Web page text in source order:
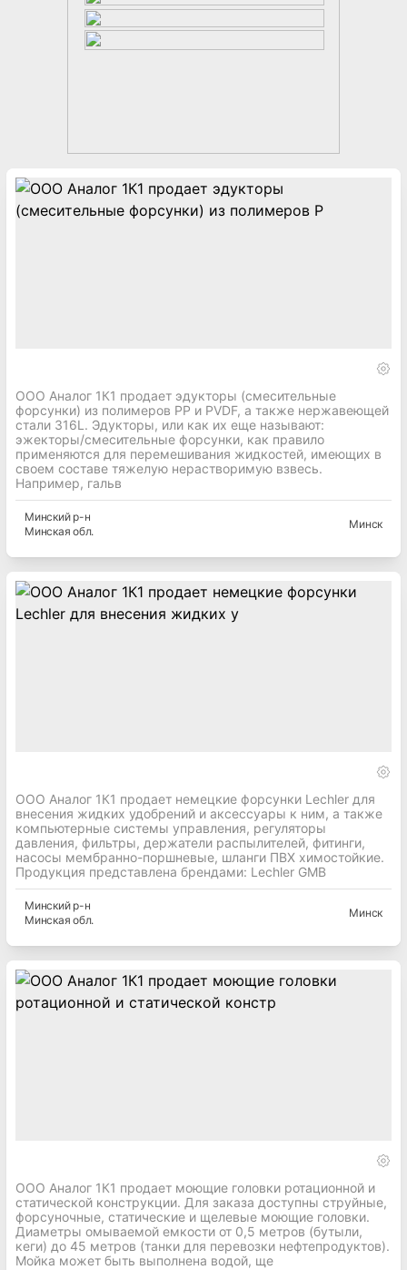
ООО Аналог 1К1 продает эдукторы (смесительные
форсунки) из полимеров PP и PVDF, а также нержавеющей
стали 316L. Эдукторы, или как их еще называют:
эжекторы/смесительные форсунки, как правило
применяются для перемешивания жидкостей, имеющих в
своем составе тяжелую нерастворимую взвесь.
Например, гальв
Минскийр-н
Минская обл.
Минск
ООО Аналог 1К1 продает немецкие форсунки Lechler для
внесения жидких удобрений и аксессуары к ним, а также
компьютерные системы управления, регуляторы
давления, фильтры, держатели распылителей, фитинги,
насосы мембранно-поршневые, шланги ПВХ химостойкие.
Продукция представлена брендами: Lechler GMB
Минскийр-н
Минская обл.
Минск
ООО Аналог 1К1 продает моющие головки ротационной и
статической конструкции. Для заказа доступны струйные,
форсуночные, статические и щелевые моющие головки.
Диаметры омываемой емкости от 0,5 метров (бутыли,
кеги) до 45 метров (танки для перевозки нефтепродуктов).
Мойка может быть выполнена водой, ще